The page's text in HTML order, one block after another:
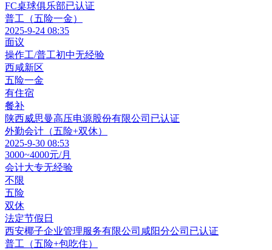
FC桌球俱乐部已认证
普工（五险一金）
2025-9-24 08:35
面议
操作工/普工初中无经验
西咸新区
五险一金
有住宿
餐补
陕西威思曼高压电源股份有限公司 已认证
外勤会计（五险+双休）
2025-9-30 08:53
3000~4000元/月
会计大专无经验
不限
五险
双休
法定节假日
西安椰子企业管理服务有限公司咸阳分公司 已认证
普工（五险+包吃住）